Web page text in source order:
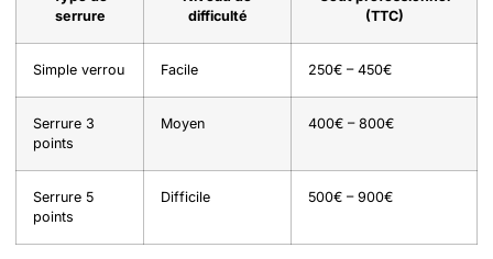
serrure
difficulté
(TTC)
Simple verrou Facile 250€ – 450€
Serrure 3
points
Moyen 400€ – 800€
Serrure 5
points
Difficile 500€ – 900€